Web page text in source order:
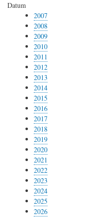
Datum
2007
2008
2009
2010
2011
2012
2013
2014
2015
2016
2017
2018
2019
2020
2021
2022
2023
2024
2025
2026